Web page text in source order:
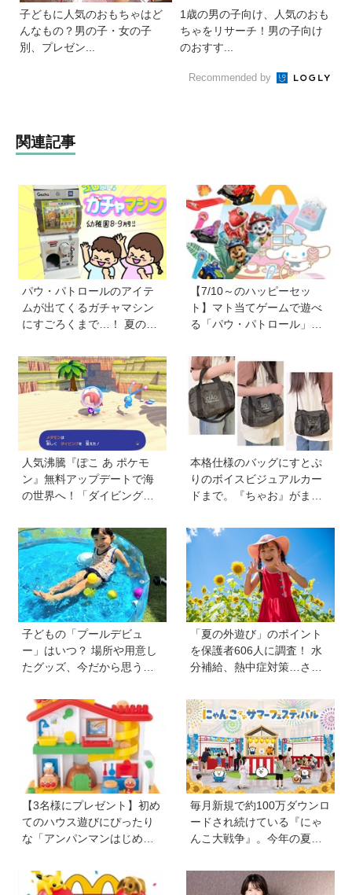
子どもに人気のおもちゃはど
んなもの？男の子・女の子
別、プレゼン...
1歳の男の子向け、人気のおも
ちゃをリサーチ！男の子向け
のおすす...
Recommended by
関連記事
パウ・パトロールのアイテ
ムが出てくるガチャマシン
にすごろくまで…！ 夏のお
イテムがいっぱい【雑誌
『幼稚園』8・9月号付録】
【7/10～のハッピーセッ
ト】マト当てゲームで遊べ
る「パウ・パトロール」＆
「シナモロール」が登場！
新しい「ほんのハッピーセ
ット」にも注目
人気沸騰『ぽこ あ ポケモ
ン』無料アップデートで海
の世界へ！「ダイビング」
る追加コンテンツも登場
本格仕様のバッグにすとぷ
りのボイスビジュアルカー
ドまで。『ちゃお』がまた
【『ちゃお』8月号ふろく】
子どもの「プールデビュ
ー」はいつ？ 場所や用意し
たグッズ、今だから思う
ピソードを紹介《HugKum
総研》
「夏の外遊び」のポイント
を保護者606人に調査！ 水
分補給、熱中症対策…さら
イデア」も【HugKum総
研】
【3名様にプレゼント】初め
てのハウス遊びにぴったり
な「アンパンマンはじめて
と指先あそびが盛りだくさ
ん♪
毎月新規で約100万ダウンロ
ードされ続けている『にゃ
んこ大戦争』。今年の夏は
人までファンがいるのはな